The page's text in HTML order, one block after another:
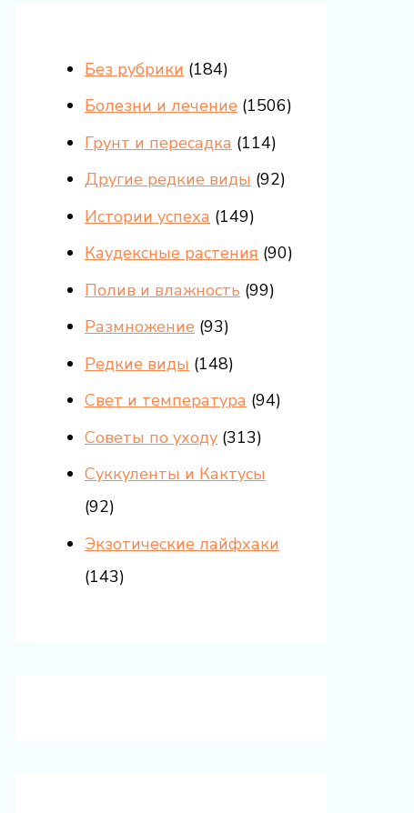
Без рубрики (184)
Болезни и лечение (1506)
Грунт и пересадка (114)
Другие редкие виды (92)
Истории успеха (149)
Каудексные растения (90)
Полив и влажность (99)
Размножение (93)
Редкие виды (148)
Свет и температура (94)
Советы по уходу (313)
Суккуленты и Кактусы
(92)
Экзотические лайфхаки
(143)